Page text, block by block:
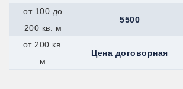
от 100 до
200 кв. м
5500
от 200 кв.
м
Цена договорная